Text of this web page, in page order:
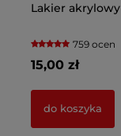
Lakier
759 ocen
15,00 zł
do koszyka